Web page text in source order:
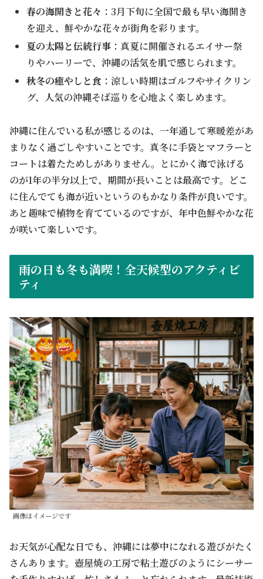
春の海開きと花々 ：3月下旬に全国で最も早い海開き
を迎え、鮮やかな花々が街角を彩ります。
夏の太陽と伝統行事 ：真夏に開催されるエイサー祭
りやハーリーで、沖縄の活気を肌で感じられます。
秋冬の癒やしと食 ：涼しい時期はゴルフやサイクリン
グ、人気の沖縄そば巡りを心地よく楽しめます。
沖縄に住んでいる私が感じるのは、一年通して寒暖差があ
まりなく過ごしやすいことです。真冬に手袋とマフラーと
コートは着たためしがありません。とにかく海で泳げる
のが1年の半分以上で、期間が長いことは最高です。どこ
に住んでても海が近いというのもかなり条件が良いです。
あと趣味で植物を育てているのですが、年中色鮮やかな花
が咲いて楽しいです。
雨の日も冬も満喫！全天候型のアクティビ
ティ
画像はイメージです
お天気が心配な日でも、沖縄には夢中になれる遊びがたく
さんあります。壺屋焼の工房で粘土遊びのようにシーサー